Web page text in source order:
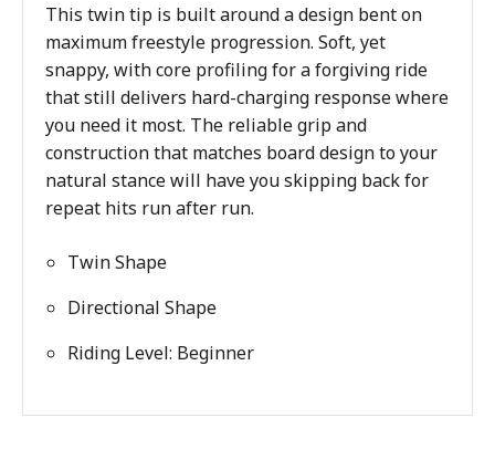
This twin tip is built around a design bent on
maximum freestyle progression. Soft, yet
snappy, with core profiling for a forgiving ride
that still delivers hard-charging response where
you need it most. The reliable grip and
construction that matches board design to your
natural stance will have you skipping back for
repeat hits run after run.
Twin Shape
Directional Shape
Riding Level: Beginner